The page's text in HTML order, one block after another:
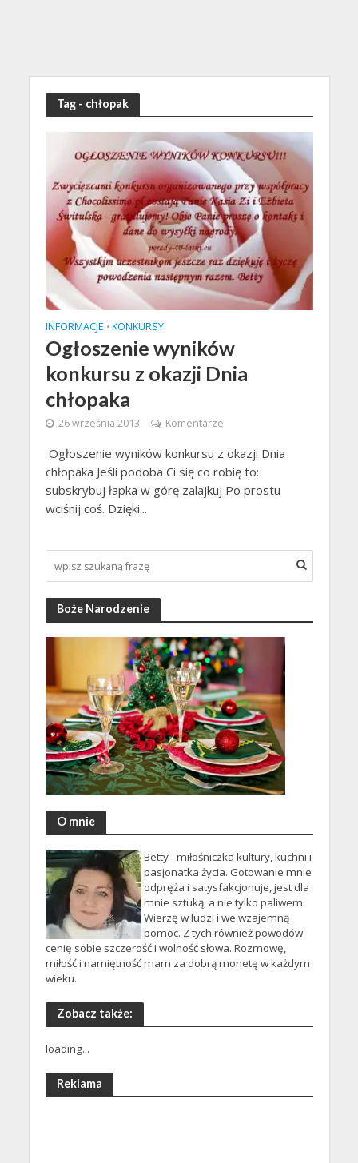
Tag - chłopak
INFORMACJE • KONKURSY
Ogłoszenie wyników
konkursu z okazji Dnia
chłopaka
26 września 2013 Komentarze
Ogłoszenie wyników konkursu z okazji Dnia
chłopaka Jeśli podoba Ci się co robię to:
subskrybuj łapka w górę zalajkuj Po prostu
wciśnij coś. Dzięki...
Boże Narodzenie
O mnie
Betty - miłośniczka kultury, kuchni i
pasjonatka życia. Gotowanie mnie
odpręża i satysfakcjonuje, jest dla
mnie sztuką, a nie tylko paliwem.
Wierzę w ludzi i we wzajemną
pomoc. Z tych również powodów
cenię sobie szczerość i wolność słowa. Rozmowę,
miłość i namiętność mam za dobrą monetę w każdym
wieku.
Zobacz także:
loading...
Reklama